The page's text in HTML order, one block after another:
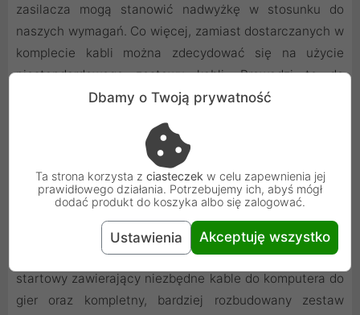
zasilacza mogą stanowić nadwyżkę w stosunku do
naszych wymagań. Co więcej, zamiast dostarczanych w
komplecie kabli można zdecydować się na użycie
niestandardowego zestawu kabli. Prowadzi to do
powstawania elektroodpadów, ponieważ ludzie
żadnych kabli, zasilacz Phanteks Revolt pomaga
zmniejszyć ilość odpadów.
Oprócz zasilaczy firma Phanteks wypuściła także serię
wysokiej jakości kabli, które można kupić osobno.
Zestawy kabli są dostępne w dwóch opcjach: zestaw
startowy zawierający niezbędne kable do komputera do
gier oraz kompletny, bardziej rozbudowany zestaw
Dbamy o Twoją prywatność
Ta strona korzysta z ciasteczek w celu zapewnienia jej
prawidłowego działania. Potrzebujemy ich, abyś mógł
dodać produkt do koszyka albo się zalogować.
Ustawienia Akceptuję wszystko